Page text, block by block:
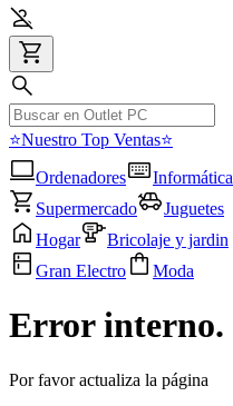
⭐Nuestro Top Ventas⭐
Ordenadores
Informática
Supermercado
Juguetes
Hogar
Bricolaje y jardin
Gran Electro
Moda
Error interno.
Por favor actualiza la página